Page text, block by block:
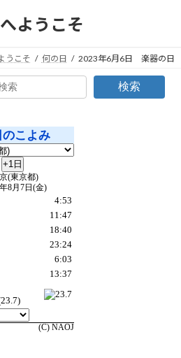
ようこそ
うこそ 何の日 2023年6月6日 楽器の日
検索